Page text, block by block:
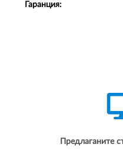
Гаранция:
Предлаганите